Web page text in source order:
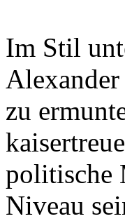
Im Stil
zu
politische
Niveau